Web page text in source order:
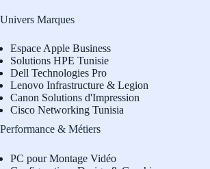
Univers Marques
Espace Apple Business
Solutions HPE Tunisie
Dell Technologies Pro
Lenovo Infrastructure & Legion
Canon Solutions d'Impression
Cisco Networking Tunisia
Performance & Métiers
PC pour Montage Vidéo